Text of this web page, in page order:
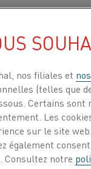
nos filiales et
(telles que
Certains sont
Les
sur le site
également
Consultez notre